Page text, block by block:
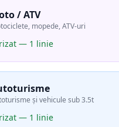
/ ATV
mopede, ATV-uri
— 1 linie
și vehicule sub 3.5t
— 1 linie